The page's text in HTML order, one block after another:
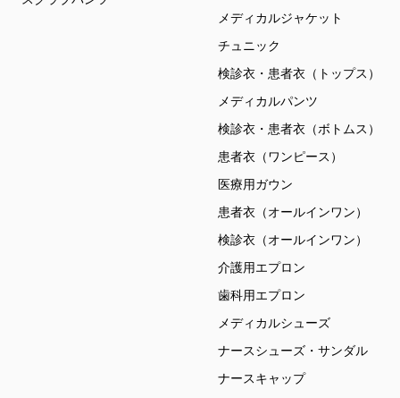
メディカルジャケット
チュニック
検診衣・患者衣（トップス）
メディカルパンツ
検診衣・患者衣（ボトムス）
患者衣（ワンピース）
医療用ガウン
患者衣（オールインワン）
検診衣（オールインワン）
介護用エプロン
歯科用エプロン
メディカルシューズ
ナースシューズ・サンダル
ナースキャップ